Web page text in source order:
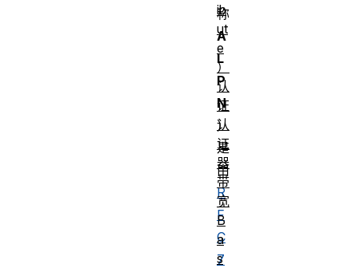
称
A
L
P
N
）
是
由
R
F
C
7
ib
ut
e
）
认
证
认
证
器
带
宽
B
a
s